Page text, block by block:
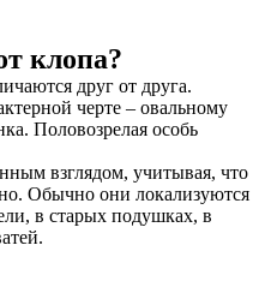
клопа?
друг от друга.
черте – овальному
Половозрелая особь
взглядом, учитывая, что
Обычно они локализуются
в старых подушках, в